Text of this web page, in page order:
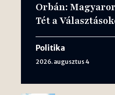
Orbán:
Tét a
Politika
2026. augusztus 4